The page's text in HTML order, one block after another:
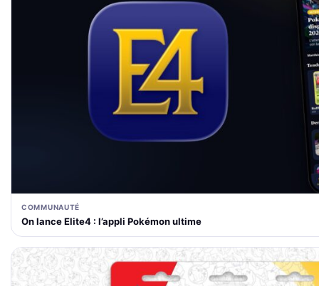
COMMUNAUTÉ
On lance Elite4 : l’appli Pokémon ultime